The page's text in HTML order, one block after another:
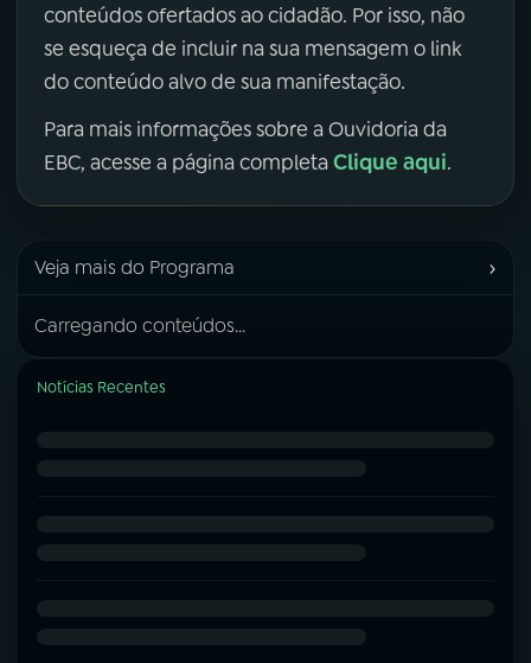
conteúdos ofertados ao cidadão. Por isso, não
se esqueça de incluir na sua mensagem o link
do conteúdo alvo de sua manifestação.
Para mais informações sobre a Ouvidoria da
EBC, acesse a página completa Clique aqui.
Veja mais do Programa ›
Carregando conteúdos...
Notícias Recentes